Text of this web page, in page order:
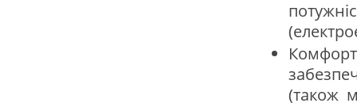
(також